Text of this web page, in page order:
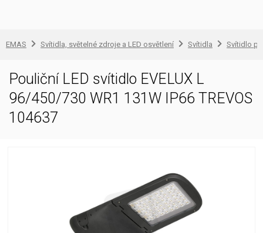
EMAS Svítidla, světelné zdroje a LED osvětlení Svítidla Svítidlo
Pouliční LED svítidlo EVELUX L
96/450/730 WR1 131W IP66 TREVOS
104637